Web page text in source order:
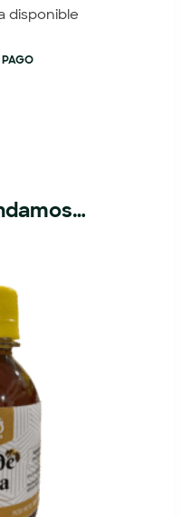
disponible